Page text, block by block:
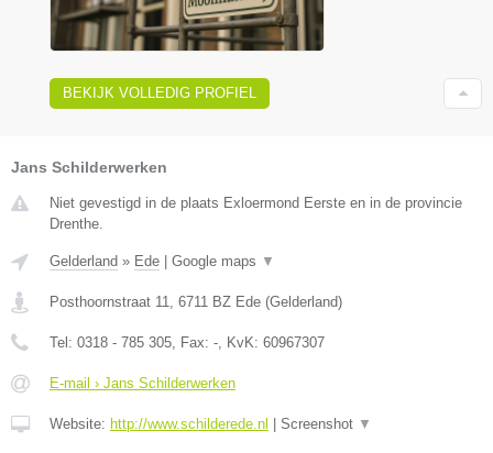
BEKIJK VOLLEDIG PROFIEL
Jans Schilderwerken
Niet gevestigd in de plaats Exloermond Eerste en in de provincie
Drenthe.
Gelderland » Ede | Google maps ▼
Posthoornstraat 11 6711 BZ Ede (Gelderland)
Tel: 0318 - 785 305 , Fax: - , KvK: 60967307
E-mail › Jans Schilderwerken
Website: http://www.schilderede.nl | Screenshot ▼